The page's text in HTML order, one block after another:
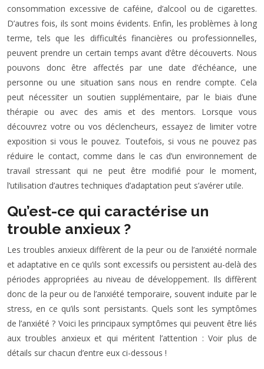
consommation excessive de caféine, d’alcool ou de cigarettes.
D’autres fois, ils sont moins évidents. Enfin, les problèmes à long
terme, tels que les difficultés financières ou professionnelles,
peuvent prendre un certain temps avant d’être découverts. Nous
pouvons donc être affectés par une date d’échéance, une
personne ou une situation sans nous en rendre compte. Cela
peut nécessiter un soutien supplémentaire, par le biais d’une
thérapie ou avec des amis et des mentors. Lorsque vous
découvrez votre ou vos déclencheurs, essayez de limiter votre
exposition si vous le pouvez. Toutefois, si vous ne pouvez pas
réduire le contact, comme dans le cas d’un environnement de
travail stressant qui ne peut être modifié pour le moment,
l’utilisation d’autres techniques d’adaptation peut s’avérer utile.
Qu’est-ce qui caractérise un
trouble anxieux ?
Les troubles anxieux diffèrent de la peur ou de l’anxiété normale
et adaptative en ce qu’ils sont excessifs ou persistent au-delà des
périodes appropriées au niveau de développement. Ils diffèrent
donc de la peur ou de l’anxiété temporaire, souvent induite par le
stress, en ce qu’ils sont persistants. Quels sont les symptômes
de l’anxiété ? Voici les principaux symptômes qui peuvent être liés
aux troubles anxieux et qui méritent l’attention : Voir plus de
détails sur chacun d’entre eux ci-dessous !